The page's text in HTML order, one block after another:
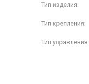
Тип изделия:
Тип крепления:
Тип управления: